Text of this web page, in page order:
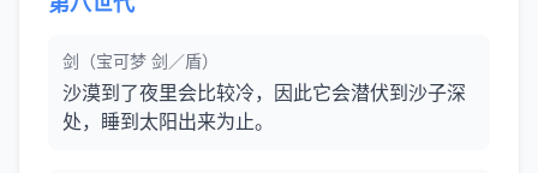
剑（宝可梦 剑／盾）
沙漠到了夜里会比较冷，因此它会潜伏到沙子深
处，睡到太阳出来为止。